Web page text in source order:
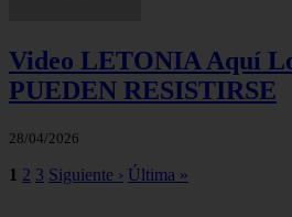
Video LETONIA Aquí
PUEDEN RESISTIRSE
28/04/2026
1 2 3 Siguiente › Última »